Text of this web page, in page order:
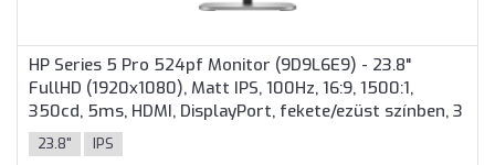
HP Series 5 Pro 524pf Monitor (9D9L6E9) - 23.8"
FullHD (1920x1080), Matt IPS, 100Hz, 16:9, 1500:1,
350cd, 5ms, HDMI, DisplayPort, fekete/ezüst színben, 3
év garancia
23.8" IPS